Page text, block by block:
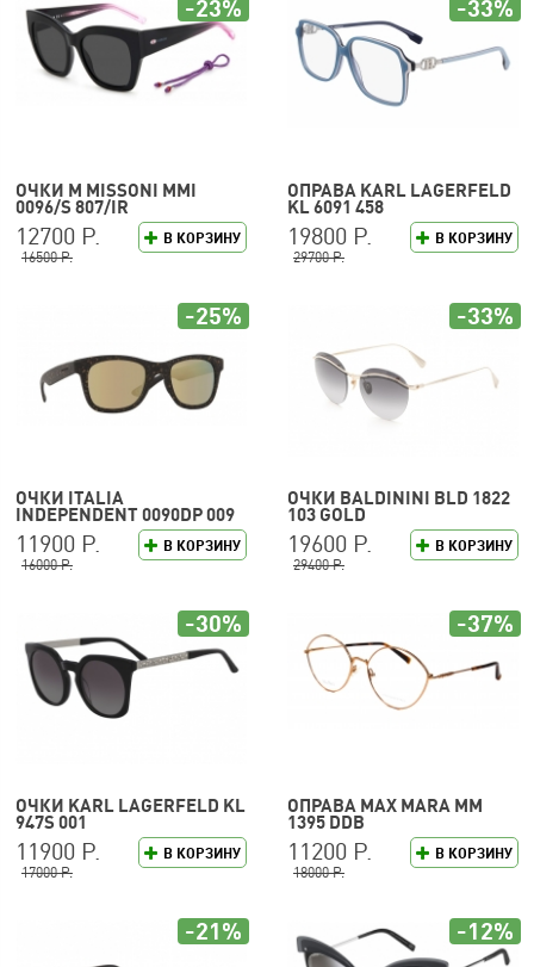
ОЧКИ M MISSONI MMI
0096/S 807/IR
В КОРЗИНУ
12700 Р.
16500 Р.
-23%
ОПРАВА KARL LAGERFELD
KL 6091 458
В КОРЗИНУ
19800 Р.
29700 Р.
-33%
ОЧКИ ITALIA
INDEPENDENT 0090DP 009
120
В КОРЗИНУ
11900 Р.
16000 Р.
-25%
ОЧКИ BALDININI BLD 1822
103 GOLD
В КОРЗИНУ
19600 Р.
29400 Р.
-33%
ОЧКИ KARL LAGERFELD KL
947S 001
В КОРЗИНУ
11900 Р.
17000 Р.
-30%
ОПРАВА MAX MARA MM
1395 DDB
В КОРЗИНУ
11200 Р.
18000 Р.
-37%
-21% -12%